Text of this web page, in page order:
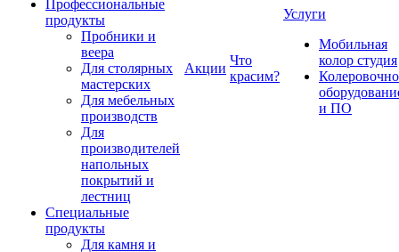
Профессиональные
продукты
Пробники и
веера
Для столярных
мастерских
Для мебельных
производств
Для
производителей
напольных
покрытий и
лестниц
Специальные
продукты
Для камня и
Акции
Что
красим?
Услуги
Мобильная
колор студия
и ПО